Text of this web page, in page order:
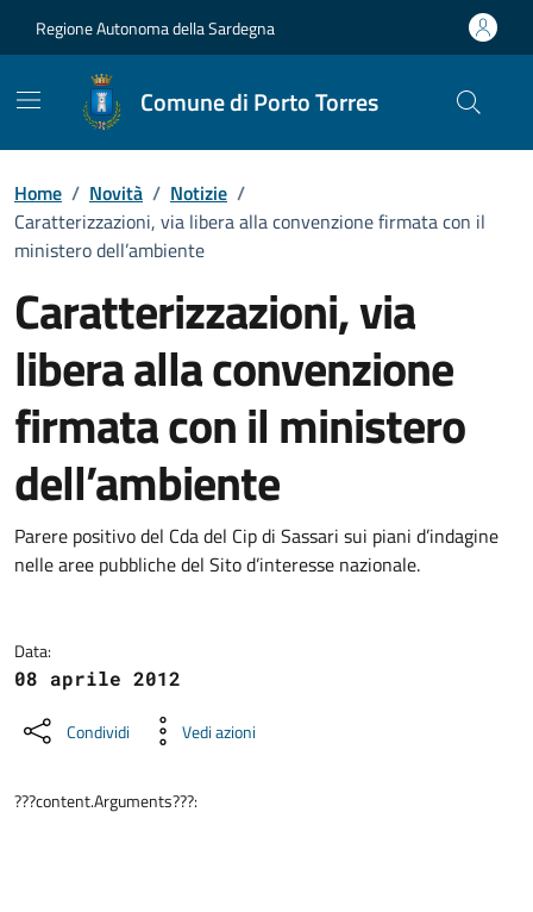
Regione Autonoma della Sardegna
Comune di Porto Torres
Home / Novità / Notizie /
Caratterizzazioni, via libera alla convenzione firmata con il
ministero dell’ambiente
Caratterizzazioni, via
libera alla convenzione
firmata con il ministero
dell’ambiente
Dettagli della notizia
Parere positivo del Cda del Cip di Sassari sui piani d’indagine
nelle aree pubbliche del Sito d’interesse nazionale.
Data:
08 aprile 2012
Condividi Vedi azioni
???content.Arguments???: